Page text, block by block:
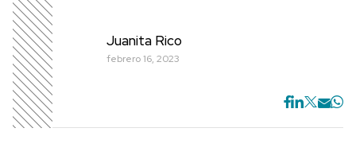
Juanita Rico
febrero 16, 2023